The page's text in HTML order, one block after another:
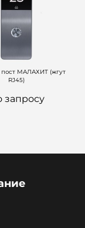
МАЛАХИТ (жгут
RJ45)
запросу